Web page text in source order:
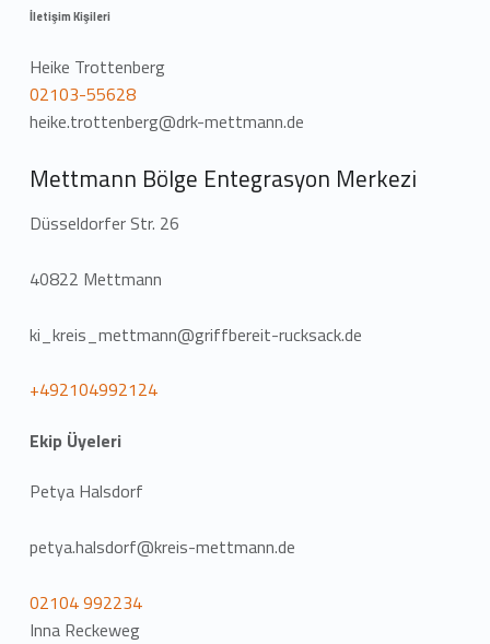
İletişim Kişileri
Heike Trottenberg
02103-55628
heike.trottenberg@drk-mettmann.de
Mettmann Bölge Entegrasyon Merkezi
Düsseldorfer Str. 26
40822 Mettmann
ki_kreis_mettmann@griffbereit-rucksack.de
+492104992124
Ekip Üyeleri
Petya Halsdorf
petya.halsdorf@kreis-mettmann.de
02104 992234
Inna Reckeweg